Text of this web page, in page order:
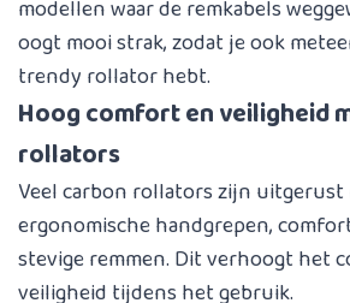
modellen waar de remkabels
oogt mooi strak, zodat je ook
trendy rollator hebt.
Hoog comfort en veiligheid
rollators
Veel carbon rollators zijn uitgerust
ergonomische handgrepen,
stevige remmen. Dit verhoogt het
veiligheid tijdens het gebruik.